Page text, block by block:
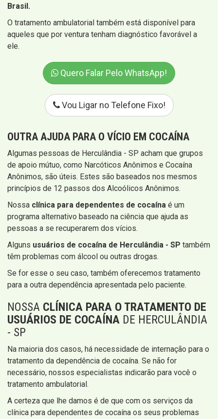
Brasil.
O tratamento ambulatorial também está disponível para
aqueles que por ventura tenham diagnóstico favorável a
ele.
Quero Falar Pelo WhatsApp!
Vou Ligar no Telefone Fixo!
OUTRA AJUDA PARA O VÍCIO EM COCAÍNA
Algumas pessoas de Herculândia - SP acham que grupos
de apoio mútuo, como Narcóticos Anônimos e Cocaína
Anônimos, são úteis. Estes são baseados nos mesmos
princípios de 12 passos dos Alcoólicos Anônimos.
Nossa clínica para dependentes de cocaína é um
programa alternativo baseado na ciência que ajuda as
pessoas a se recuperarem dos vícios.
Alguns usuários de cocaína de Herculândia - SP também
têm problemas com álcool ou outras drogas.
Se for esse o seu caso, também oferecemos tratamento
para a outra dependência apresentada pelo paciente.
NOSSA CLÍNICA PARA O TRATAMENTO DE
USUÁRIOS DE COCAÍNA DE HERCULÂNDIA
- SP
Na maioria dos casos, há necessidade de internação para o
tratamento da dependência de cocaína. Se não for
necessário, nossos especialistas indicarão para você o
tratamento ambulatorial.
A certeza que lhe damos é de que com os serviços da
clínica para dependentes de cocaína os seus problemas